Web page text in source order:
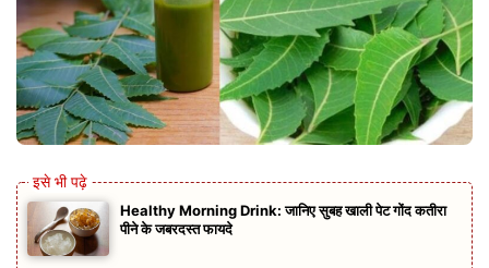
Healthy Morning Drink: जानिए सुबह खाली पेट गोंद कतीरा
पीने के जबरदस्त फायदे